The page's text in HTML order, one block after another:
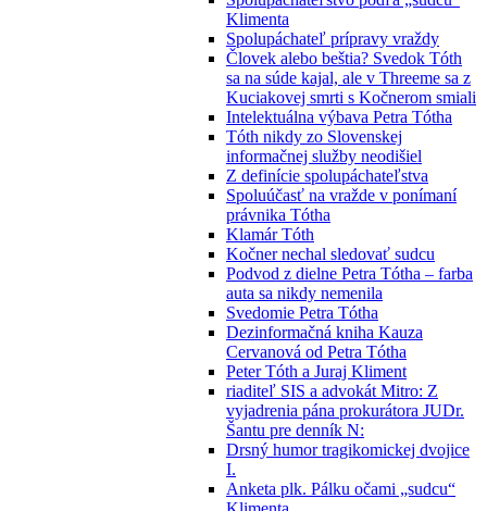
Klimenta
Spolupáchateľ prípravy vraždy
Človek alebo beštia? Svedok Tóth
sa na súde kajal, ale v Threeme sa z
Kuciakovej smrti s Kočnerom smiali
Intelektuálna výbava Petra Tótha
Tóth nikdy zo Slovenskej
informačnej služby neodišiel
Z definície spolupáchateľstva
Spoluúčasť na vražde v ponímaní
právnika Tótha
Klamár Tóth
Kočner nechal sledovať sudcu
Podvod z dielne Petra Tótha – farba
auta sa nikdy nemenila
Svedomie Petra Tótha
Dezinformačná kniha Kauza
Cervanová od Petra Tótha
Peter Tóth a Juraj Kliment
riaditeľ SIS a advokát Mitro: Z
vyjadrenia pána prokurátora JUDr.
Šantu pre denník N:
Drsný humor tragikomickej dvojice
I.
Anketa plk. Pálku očami „sudcu“